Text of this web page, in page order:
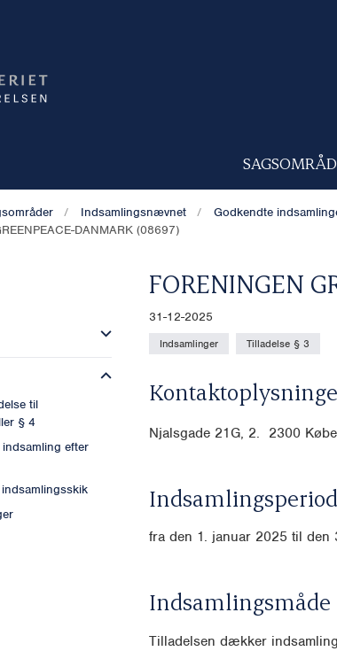
Indsamlingsnævnet Godkendte
DANMARK (08697)
til
§ 4
efter
FORENINGEN
31-12-2025
Indsamlinger Tilladelse § 3
Njalsgade 21G, 2. 2300
fra den 1. januar 2025 til den
Indsamlingsmåde
Tilladelsen dækker